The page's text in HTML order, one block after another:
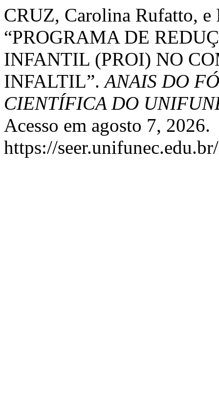
CRUZ, Carolina Rufatto,
“PROGRAMA DE
INFANTIL (PROI) NO
INFALTIL”.ANAIS DO
CIENTÍFICA DO
Acesso em agosto 7, 2026.
https://